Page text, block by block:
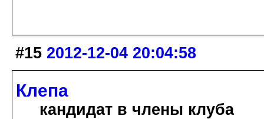
#15 2012-12-04 20:04:58
Клепа
кандидат в члены клуба